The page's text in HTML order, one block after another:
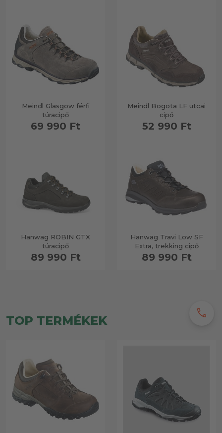
Meindl Glasgow férfi
túracipő
69 990 Ft
Meindl Bogota LF utcai
cipő
52 990 Ft
Hanwag ROBIN GTX
túracipő
89 990 Ft
Hanwag Travi Low SF
Extra, trekking cipő
89 990 Ft
TOP TERMÉKEK
call